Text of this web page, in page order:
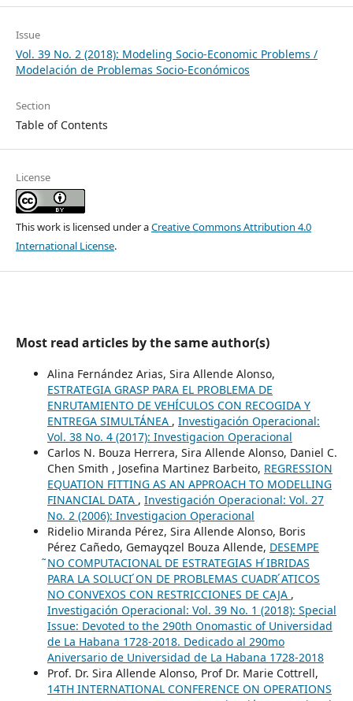
Issue
Vol. 39 No. 2 (2018): Modeling Socio-Economic Problems /
Modelación de Problemas Socio-Económicos
Section
Table of Contents
License
This work is licensed under aCreative Commons Attribution 4.0
International License.
Most read articles by the same author(s)
Alina Fernández Arias, Sira Allende Alonso,
ESTRATEGIA GRASP PARA EL PROBLEMA DE
ENRUTAMIENTO DE VEHÍCULOS CON RECOGIDA Y
ENTREGA SIMULTÁNEA , Investigación Operacional:
Vol. 38 No. 4 (2017): Investigacion Operacional
Carlos N. Bouza Herrera, Sira Allende Alonso, Daniel C.
Chen Smith , Josefina Martinez Barbeito, REGRESSION
EQUATION FITTING AS AN APPROACH TO MODELLING
FINANCIAL DATA , Investigación Operacional: Vol. 27
No. 2 (2006): Investigacion Operacional
Ridelio Miranda Pérez, Sira Allende Alonso, Boris
Pérez Cañedo, Gemayqzel Bouza Allende, DESEMPE
̃NO COMPUTACIONAL DE ESTRATEGIAS H ́IBRIDAS
PARA LA SOLUCI ́ON DE PROBLEMAS CUADR ́ATICOS
NO CONVEXOS CON RESTRICCIONES DE CAJA ,
Investigación Operacional: Vol. 39 No. 1 (2018): Special
Issue: Devoted to the 290th Onomastic of Universidad
de La Habana 1728-2018. Dedicado al 290mo
Aniversario de Universidad de La Habana 1728-2018
Prof. Dr. Sira Allende Alonso, Prof Dr. Marie Cottrell,
14TH INTERNATIONAL CONFERENCE ON OPERATIONS